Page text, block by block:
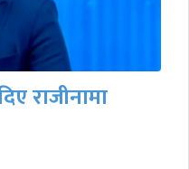
राजीनामा